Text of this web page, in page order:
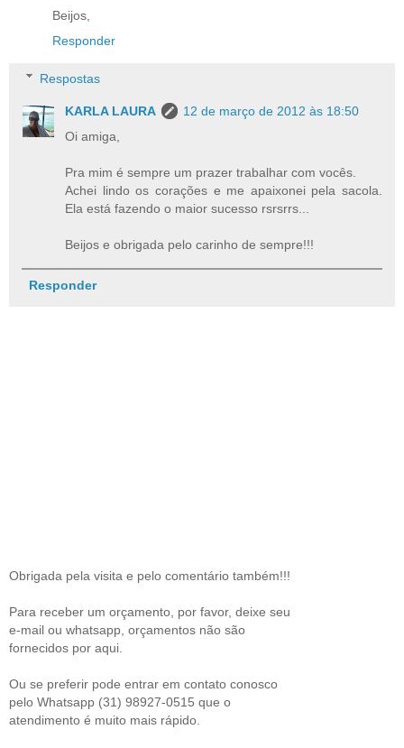
Beijos,
Responder
Respostas
KARLA LAURA
12 de março de 2012 às 18:50
Oi amiga,
Pra mim é sempre um prazer trabalhar com vocês.
Achei lindo os corações e me apaixonei pela sacola.
Ela está fazendo o maior sucesso rsrsrrs...
Beijos e obrigada pelo carinho de sempre!!!
Responder
Obrigada pela visita e pelo comentário também!!!
Para receber um orçamento, por favor, deixe seu
e-mail ou whatsapp, orçamentos não são
fornecidos por aqui.
Ou se preferir pode entrar em contato conosco
pelo Whatsapp (31) 98927-0515 que o
atendimento é muito mais rápido.